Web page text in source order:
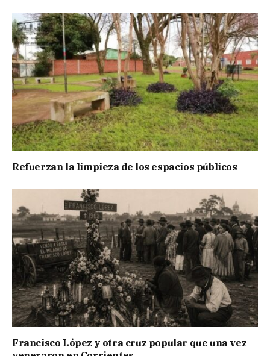
Refuerzan la limpieza de los espacios públicos
Francisco López y otra cruz popular que una vez